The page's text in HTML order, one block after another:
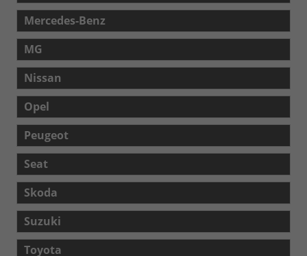
Mercedes-Benz
MG
Nissan
Opel
Peugeot
Seat
Skoda
Suzuki
Toyota